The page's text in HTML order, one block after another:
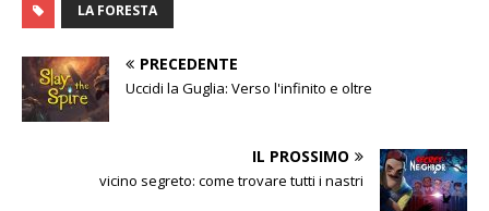
LA FORESTA
PRECEDENTE
Uccidi la Guglia: Verso l'infinito e oltre
IL PROSSIMO
vicino segreto: come trovare tutti i nastri